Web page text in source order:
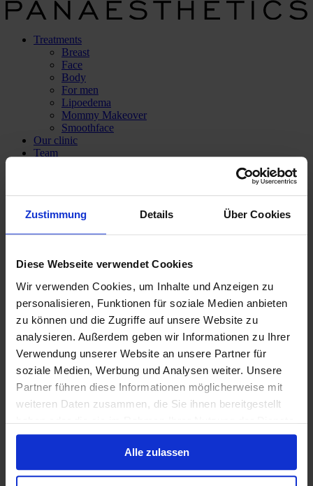
Zustimmung Details Über Cookies
Diese Webseite verwendet Cookies
Wir verwenden Cookies, um Inhalte und Anzeigen zu
personalisieren, Funktionen für soziale Medien anbieten
zu können und die Zugriffe auf unsere Website zu
analysieren. Außerdem geben wir Informationen zu Ihrer
Verwendung unserer Website an unsere Partner für
soziale Medien, Werbung und Analysen weiter. Unsere
Partner führen diese Informationen möglicherweise mit
weiteren Daten zusammen, die Sie ihnen bereitgestellt
haben oder die sie im Rahmen Ihrer Nutzung der Dienste
gesammelt haben.
Alle zulassen
Treatments
Breast
Face
Body
For men
Lipoedema
Mommy Makeover
Smoothface
Our clinic
Team
Private Lecturer M.D. Panagiotis Theodorou
Treatment prices
Media & Press